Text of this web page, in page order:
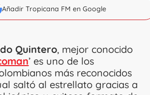
Añadir Tropicana FM en Google
Quintero, mejor conocido
’ es uno de los
más reconocidos
saltó al estrellato gracias a